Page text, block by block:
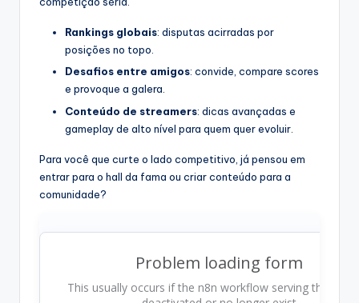
Rankings globais: disputas acirradas por
posições no topo.
Desafios entre amigos: convide, compare scores
e provoque a galera.
Conteúdo de streamers: dicas avançadas e
gameplay de alto nível para quem quer evoluir.
Para você que curte o lado competitivo, já pensou em
entrar para o hall da fama ou criar conteúdo para a
comunidade?